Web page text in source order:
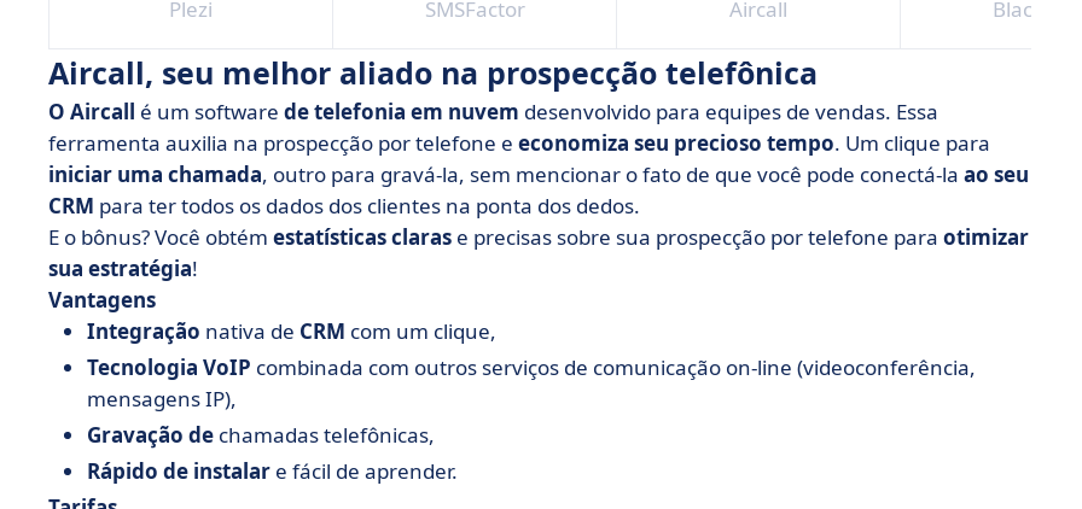
Plezi
SMSFactor
Aircall
Blacksales
Aircall, seu melhor aliado na prospecção telefônica
O Aircall é um software de telefonia em nuvem desenvolvido para equipes de vendas. Essa
ferramenta auxilia na prospecção por telefone e economiza seu precioso tempo. Um clique para
iniciar uma chamada, outro para gravá-la, sem mencionar o fato de que você pode conectá-la ao seu
CRM para ter todos os dados dos clientes na ponta dos dedos.
E o bônus? Você obtém estatísticas claras e precisas sobre sua prospecção por telefone para otimizar
sua estratégia!
Vantagens
Integração nativa de CRM com um clique,
Tecnologia VoIP combinada com outros serviços de comunicação on-line (videoconferência,
mensagens IP),
Gravação de chamadas telefônicas,
Rápido de instalar e fácil de aprender.